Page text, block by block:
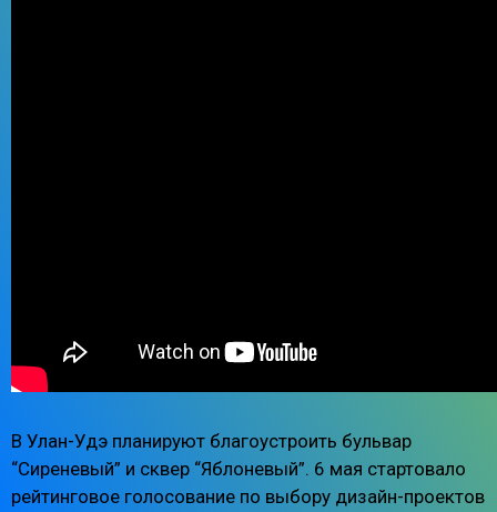
В Улан-Удэ планируют благоустроить бульвар
“Сиреневый” и сквер “Яблоневый”. 6 мая стартовало
рейтинговое голосование по выбору дизайн-проектов